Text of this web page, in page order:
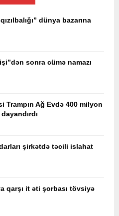
dünya bazarına
sonra cümə namazı
Trampın Ağ Evdə 400 milyon
şirkətdə təcili islahat
qarşı it əti şorbası tövsiyə